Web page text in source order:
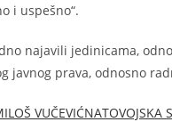
i uspešno“.
najavili jedinicama,
javnog prava, odnosno
VUČEVIĆNATOVOJSKA